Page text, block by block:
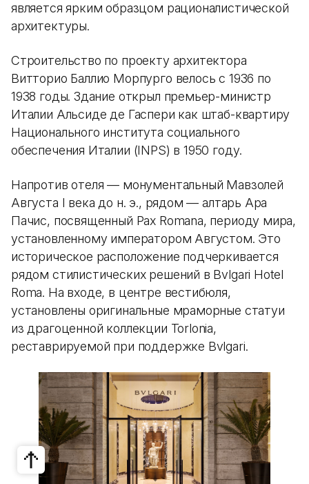
является ярким образцом рационалистической
архитектуры.
Строительство по проекту архитектора
Витторио Баллио Морпурго велось с 1936 по
1938 годы. Здание открыл премьер-министр
Италии Альсиде де Гаспери как штаб-квартиру
Национального института социального
обеспечения Италии (INPS) в 1950 году.
Напротив отеля — монументальный Мавзолей
Августа I века до н. э., рядом — алтарь Ара
Пачис, посвященный Pax Romana, периоду мира,
установленному императором Августом. Это
историческое расположение подчеркивается
рядом стилистических решений в Bvlgari Hotel
Roma. На входе, в центре вестибюля,
установлены оригинальные мраморные статуи
из драгоценной коллекции Torlonia,
реставрируемой при поддержке Bvlgari.